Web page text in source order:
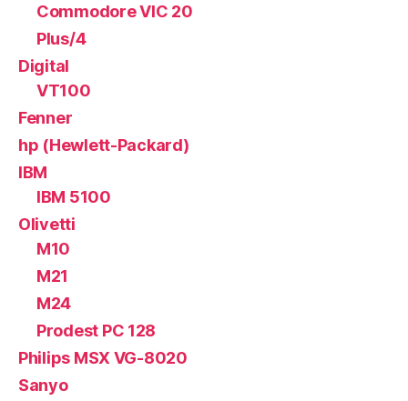
Commodore VIC 20
Plus/4
Digital
VT100
Fenner
hp (Hewlett-Packard)
IBM
IBM 5100
Olivetti
M10
M21
M24
Prodest PC 128
Philips MSX VG-8020
Sanyo